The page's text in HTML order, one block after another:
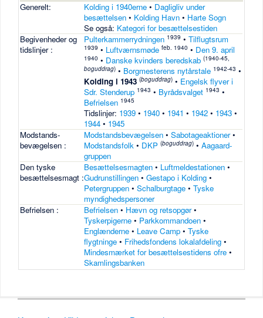
Generelt: Kolding i 1940erne • Dagligliv under
besættelsen • Kolding Havn • Harte Sogn
Se også: Kategori for besættelsestiden
Begivenheder og
tidslinjer :
Pulterkammerrydningen 1939 •Tilflugtsrum
1939 • Luftværnsmøde feb. 1940 • Den 9. april
1940 • Danske kvinders beredskab (1940-45,
boguddrag) • Borgmesterens nytårstale 1942-43 •
Kolding i 1943 (boguddrag) • Engelsk flyver i
Sdr. Stenderup 1943 • Byrådsvalget 1943 •
Befrielsen 1945
Tidslinjer: 1939 • 1940 • 1941 • 1942 • 1943 •
1944 • 1945
Modstands-
bevægelsen :
Modstandsbevægelsen •Sabotageaktioner•
Modstandsfolk • DKP (boguddrag) •Aagaard-
gruppen
Den tyske
besættelsesmagt :
Besættelsesmagten • Luftmeldestationen •
Gudrunstillingen •Gestapo i Kolding •
Petergruppen •Schalburgtage •Tyske
myndighedspersoner
Befrielsen :
Befrielsen • Hævn og retsopgør•
Tyskerpigerne • Parkkommandoen •
Englænderne • Leave Camp •Tyske
flygtninge • Frihedsfondens lokalafdeling •
Mindesmærket for besættelsestidens ofre •
Skamlingsbanken